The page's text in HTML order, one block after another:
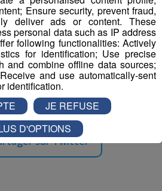
sur Facebook
sur Twitter
Ensure security, prevent fraud,
deliver ads or content. These
personal data such as IP address
following functionalities: Actively
for identification; Use precise
and combine offline data sources;
and use automatically-sent
identification.
JE REFUSE
D'OPTIONS